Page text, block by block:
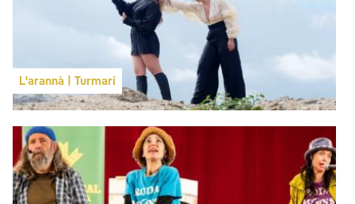
L'arannà | Turmarí